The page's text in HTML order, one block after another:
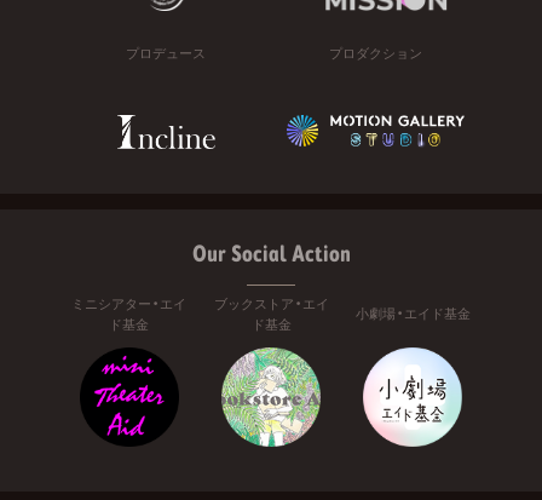
プロデュース プロダクション
Our Social Action
ミニシアター・エイ
ド基金
ブックストア・エイ
ド基金
小劇場・エイド基金